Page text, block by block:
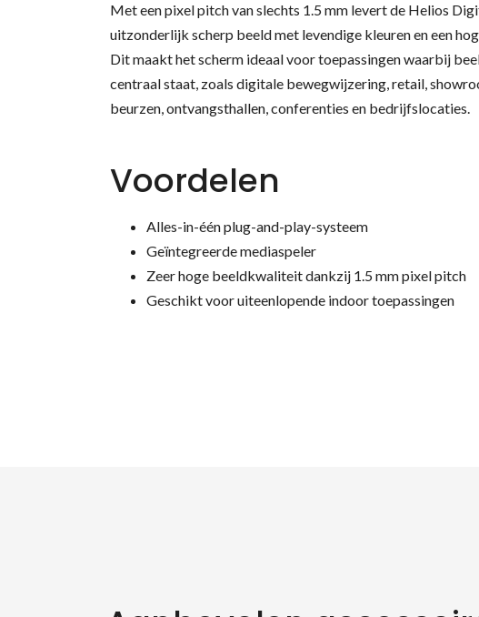
Met een pixel pitch van slechts 1.5 mm levert de Helios
uitzonderlijk scherp beeld met levendige kleuren en een
Dit maakt het scherm ideaal voor toepassingen waarbij
centraal staat, zoals digitale bewegwijzering, retail,
beurzen, ontvangsthallen, conferenties en bedrijfslocaties.
Voordelen
Alles-in-één plug-and-play-systeem
Geïntegreerde mediaspeler
Zeer hoge beeldkwaliteit dankzij 1.5 mm pixel pitch
Geschikt voor uiteenlopende indoor toepassingen